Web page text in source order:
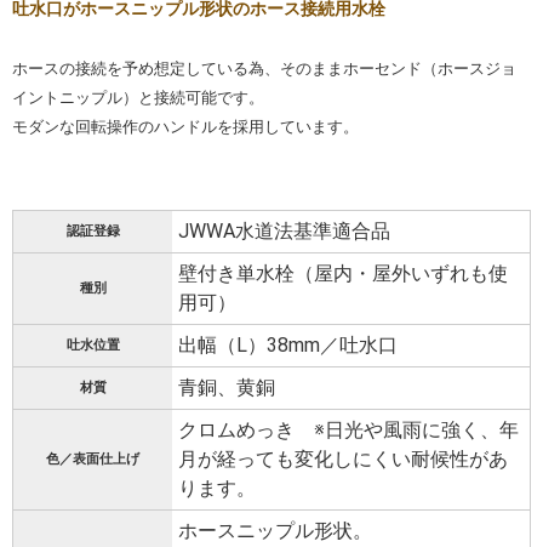
吐水口がホースニップル形状のホース接続用水栓
ホースの接続を予め想定している為、そのままホーセンド（ホースジョ
イントニップル）と接続可能です。
モダンな回転操作のハンドルを採用しています。
認証登録 JWWA水道法基準適合品
種別
壁付き単水栓（屋内・屋外いずれも使
用可）
吐水位置 出幅（L）38mm／吐水口
材質 青銅、黄銅
色／表面仕上げ
クロムめっき ※日光や風雨に強く、年
月が経っても変化しにくい耐候性があ
ります。
ホースニップル形状。